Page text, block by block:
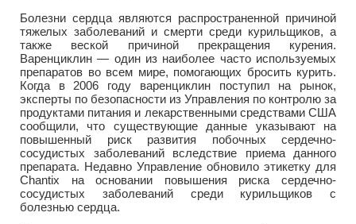
Болезни сердца являются распространенной причиной
тяжелых заболеваний и смерти среди курильщиков, а
также веской причиной прекращения курения.
Варенциклин — один из наиболее часто используемых
препаратов во всем мире, помогающих бросить курить.
Когда в 2006 году варенциклин поступил на рынок,
эксперты по безопасности из Управления по контролю за
продуктами питания и лекарственными средствами США
сообщили, что существующие данные указывают на
повышенный риск развития побочных сердечно-
сосудистых заболеваний вследствие приема данного
препарата. Недавно Управление обновило этикетку для
Chantix на основании повышения риска сердечно-
сосудистых заболеваний среди курильщиков с
болезнью сердца.